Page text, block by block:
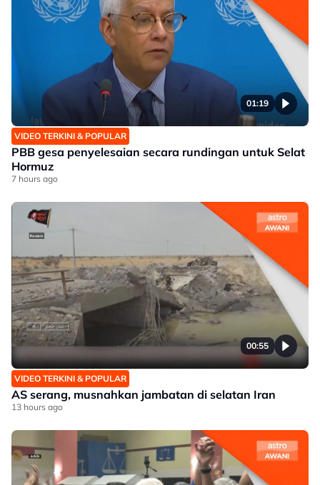
01:19
VIDEO TERKINI & POPULAR
PBB gesa penyelesaian secara rundingan untuk Selat
Hormuz
7 hours ago
00:55
VIDEO TERKINI & POPULAR
AS serang, musnahkan jambatan di selatan Iran
13 hours ago